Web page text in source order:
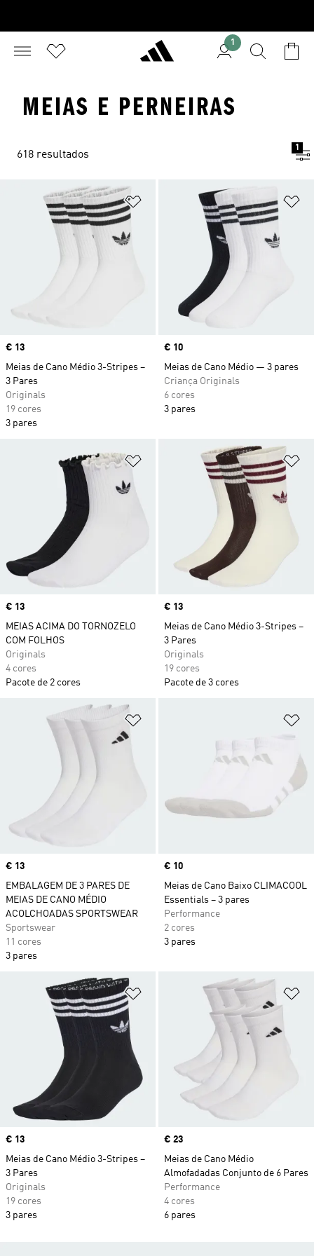
1
MEIAS E PERNEIRAS
618 resultados
1
Adicionar à Lista de Desejos
Price
€ 13
Meias de Cano Médio 3-Stripes –
3 Pares
Originals
19 cores
3 pares
Price
€ 10
Meias de Cano Médio — 3 pares
Criança Originals
6 cores
3 pares
Adicionar à Lista de Desejos
Price
€ 13
MEIAS ACIMA DO TORNOZELO
COM FOLHOS
Originals
4 cores
Pacote de 2 cores
Price
€ 13
Meias de Cano Médio 3-Stripes –
3 Pares
Originals
19 cores
Pacote de 3 cores
Price
€ 13
EMBALAGEM DE 3 PARES DE
MEIAS DE CANO MÉDIO
ACOLCHOADAS SPORTSWEAR
Sportswear
11 cores
3 pares
Price
€ 10
Meias de Cano Baixo CLIMACOOL
Essentials – 3 pares
Performance
2 cores
3 pares
Adicionar à Lista de Desejos
Price
€ 13
Meias de Cano Médio 3-Stripes –
3 Pares
Originals
19 cores
3 pares
Price
€ 23
Meias de Cano Médio
Almofadadas Conjunto de 6 Pares
Performance
4 cores
6 pares